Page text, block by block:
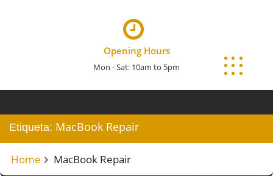
Opening Hours
Mon - Sat: 10am to 5pm
Etiqueta: MacBook Repair
Home MacBook Repair